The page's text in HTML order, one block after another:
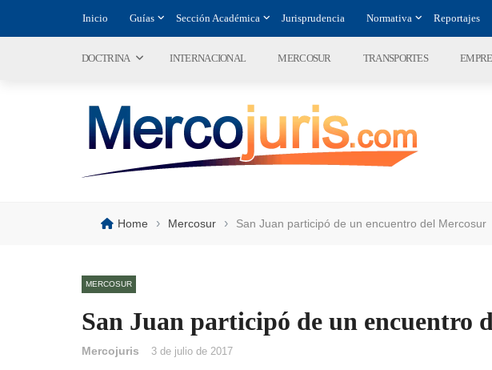
Inicio Guías Sección Académica Jurisprudencia Normativa Reportajes
DOCTRINA INTERNACIONAL MERCOSUR TRANSPORTES
Home › Mercosur › San Juan participó de un encuentro del Mercosur
MERCOSUR
San Juan participó de un encuentro
Mercojuris 3 de julio de 2017